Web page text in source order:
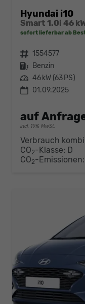
Hyundai i10
Smart 1.0i 46
sofort lieferbar ab
Fahrzeugnr. 1554577
Kraftstoff Benzin
Leistung 46 kW (63 PS)
01.09.2025
auf
incl. 19% MwSt.
Verbrauch
CO2-Klasse: D
CO2-Emissionen: